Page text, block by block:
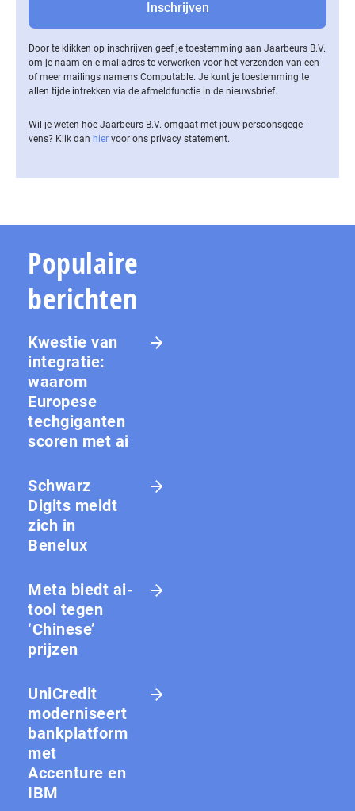
Door te klikken op inschrijven geef je toestemming aan Jaarbeurs B.V.
om je naam en e-mailadres te verwerken voor het verzenden van een
of meer mailings namens Computable. Je kunt je toestemming te
allen tijde intrekken via de af­meld­func­tie in de nieuwsbrief.
Wil je weten hoe Jaarbeurs B.V. omgaat met jouw per­soons­ge­ge­
vens? Klik dan hier voor ons privacy statement.
Populaire
berichten
Kwestie van
integratie:
waarom
Europese
techgiganten
scoren met ai
Schwarz
Digits meldt
zich in
Benelux
Meta biedt ai-
tool tegen
‘Chinese’
prijzen
UniCredit
moderniseert
bankplatform
met
Accenture en
IBM